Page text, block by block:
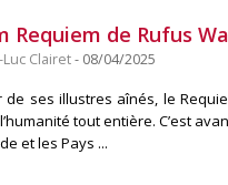
Requiem de Rufus
Luc Clairet- 08/04/2025
de ses illustres aînés, le
tout entière. C’est
et les Pays ...